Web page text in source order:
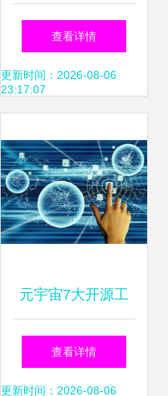
获殊荣 邦盛科技凭
实力入选三大榜
据服务新赛道
查看详情
更新时间：2026-08-06
23:17:07
元宇宙7大开源工
具与框架 互联网数
据服务赋能开发，
查看详情
更新时间：2026-08-06